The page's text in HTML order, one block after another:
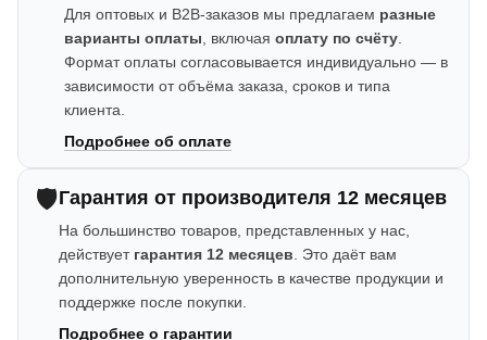
Для оптовых и B2B-заказов мы предлагаем разные
варианты оплаты , включая оплату по счёту
Формат оплаты согласовывается индивидуально — в
зависимости от объёма заказа, сроков и типа
клиента.
Подробнее об оплате
🛡️Гарантия от производителя 12 месяцев
На большинство товаров, представленных у нас,
действует гарантия 12 месяцев . Это даёт вам
дополнительную уверенность в качестве продукции и
поддержке после покупки.
Подробнее о гарантии